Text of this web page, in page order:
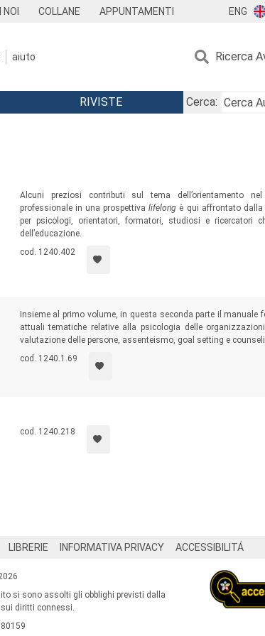
COLLANE APPUNTAMENTI ENG
aiuto Ricerca
RIVISTE
Cerca:
Alcuni preziosi contributi sul tema dell’orientamento
professionale in una prospettivalifelong è qui affrontato
per psicologi, orientatori, formatori, studiosi e ricercatori
dell’educazione.
cod. 1240.402
Insieme al primo volume, in questa seconda parte il
attuali tematiche relative alla psicologia delle
valutazione delle persone, assenteismo, goal setting e
cod. 1240.1.69
cod. 1240.218
LIBRERIE INFORMATIVA PRIVACY ACCESSIBILITÁ
si sono assolti gli obblighi previsti dalla
diritti connessi.